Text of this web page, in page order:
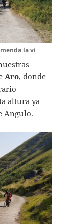
la vi
Aro, donde
altura ya
Angulo.